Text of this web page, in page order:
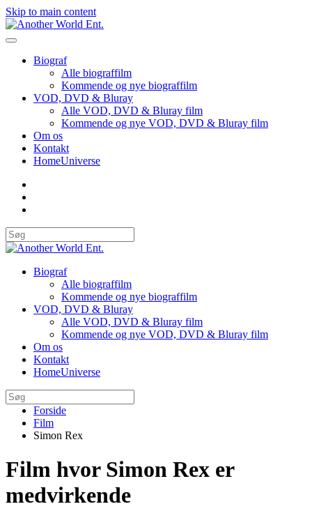
Skip to main content
Biograf
Alle biograffilm
Kommende og nye biograffilm
VOD, DVD & Bluray
Alle VOD, DVD & Bluray film
Kommende og nye VOD, DVD & Bluray film
Om os
Kontakt
HomeUniverse
Biograf
Alle biograffilm
Kommende og nye biograffilm
VOD, DVD & Bluray
Alle VOD, DVD & Bluray film
Kommende og nye VOD, DVD & Bluray film
Om os
Kontakt
HomeUniverse
Forside
Film
Simon Rex
Film hvor Simon Rex er
medvirkende